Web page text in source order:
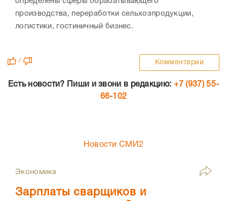
производства, переработки сельхозпродукции,
логистики, гостиничный бизнес.
/ Комментарии
Есть новости? Пиши и звони в редакцию: +7 (937) 55-
66-102
Новости СМИ2
Экономика
Зарплаты сварщиков и